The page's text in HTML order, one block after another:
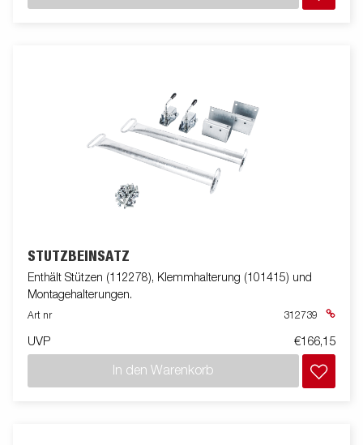
STÜTZBEINSATZ
Enthält Stützen (112278), Klemmhalterung (101415) und
Montagehalterungen.
Art nr 312739
UVP €166,15
In den Warenkorb